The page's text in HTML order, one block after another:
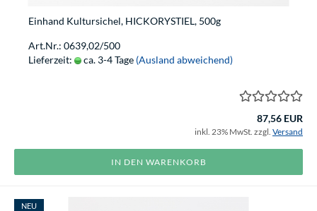
Einhand Kultursichel, HICKORYSTIEL, 500g
Art.Nr.: 0639,02/500
Lieferzeit:
ca. 3-4 Tage (Ausland abweichend)
87,56 EUR
inkl. 23% MwSt. zzgl. Versand
IN DEN WARENKORB
NEU